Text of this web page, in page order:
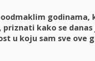
godinama,
kako se
u koju sam sve ove